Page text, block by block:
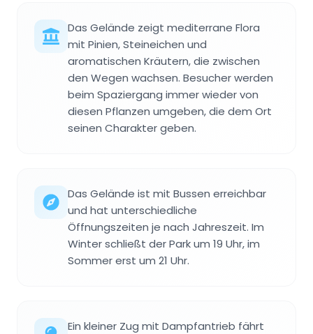
Das Gelände zeigt mediterrane Flora
mit Pinien, Steineichen und
aromatischen Kräutern, die zwischen
den Wegen wachsen. Besucher werden
beim Spaziergang immer wieder von
diesen Pflanzen umgeben, die dem Ort
seinen Charakter geben.
Das Gelände ist mit Bussen erreichbar
und hat unterschiedliche
Öffnungszeiten je nach Jahreszeit. Im
Winter schließt der Park um 19 Uhr, im
Sommer erst um 21 Uhr.
Ein kleiner Zug mit Dampfantrieb fährt